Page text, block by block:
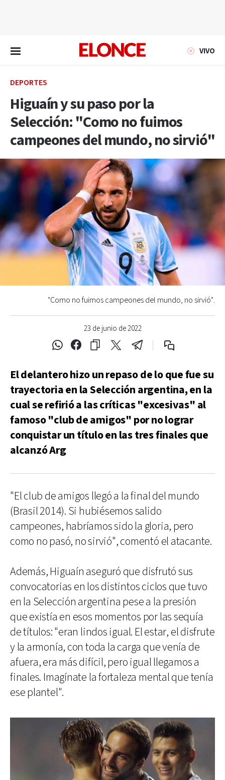
VIVO
DEPORTES
Higuaín y su paso por la
Selección: "Como no fuimos
campeones del mundo, no sirvió"
23 de junio de 2022
"Como no fuimos campeones del mundo, no sirvió".
El delantero hizo un repaso de lo que fue su
trayectoria en la Selección argentina, en la
cual se refirió a las críticas "excesivas" al
famoso "club de amigos" por no lograr
conquistar un título en las tres finales que
alcanzó Arg
"El club de amigos llegó a la final del mundo
(Brasil 2014). Si hubiésemos salido
campeones, habríamos sido la gloria, pero
como no pasó, no sirvió", comentó el atacante.
Además, Higuaín aseguró que disfrutó sus
convocatorias en los distintos ciclos que tuvo
en la Selección argentina pese a la presión
que existía en esos momentos por las sequía
de títulos: "eran lindos igual. El estar, el disfrute
y la armonía, con toda la carga que venía de
afuera, era más difícil, pero igual llegamos a
finales. Imagínate la fortaleza mental que tenía
ese plantel".